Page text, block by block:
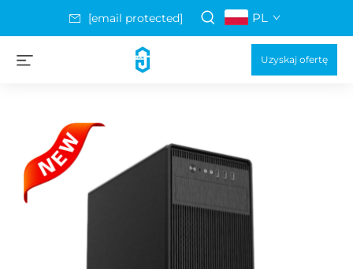
[email protected] PL
Uzyskaj ofertę